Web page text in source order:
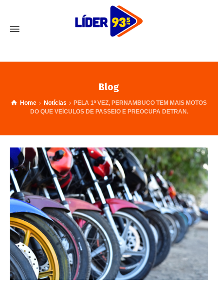
Blog
Home Notícias
PELA 1ª VEZ, PERNAMBUCO TEM MAIS MOTOS
DO QUE VEÍCULOS DE PASSEIO E PREOCUPA DETRAN.